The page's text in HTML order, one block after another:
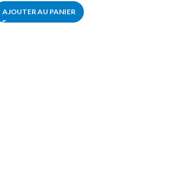
AJOUTER AU PANIER